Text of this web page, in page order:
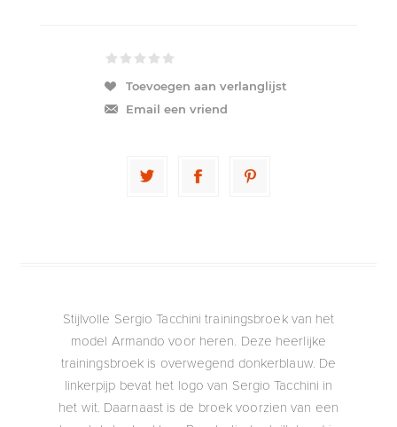
Toevoegen aan verlanglijst
Email een vriend
Stijlvolle Sergio Tacchini trainingsbroek van het
model Armando voor heren. Deze heerlijke
trainingsbroek is overwegend donkerblauw. De
linkerpijp bevat het logo van Sergio Tacchini in
het wit. Daarnaast is de broek voorzien van een